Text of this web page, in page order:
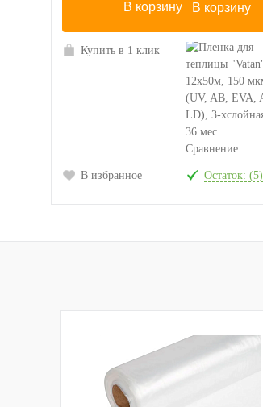
В корзину
Купить в 1 клик
Сравнение
В избранное Остаток: (5)